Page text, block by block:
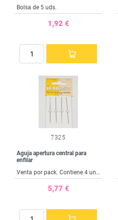
Bolsa de 5 uds.
1,92 €
7325
Aguja apertura central para
enfilar
Venta por pack. Contiene 4 unidades. Tamaño 5,7 cm.
5,77 €